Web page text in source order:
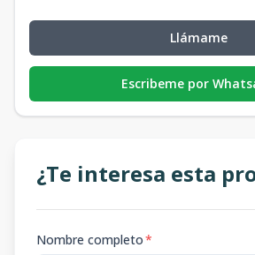
Llámame
Escribeme por
¿Te interesa esta
Nombre completo*